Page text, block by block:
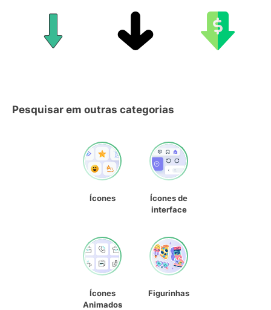
Pesquisar em outras categorias
Ícones
Ícones de
interface
Ícones
Animados
Figurinhas